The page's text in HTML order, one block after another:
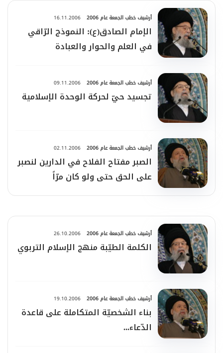
أرشيف خطب الجمعة عام 2006 16.11.2006
الإمام الصادق(ع): النموذج الرّاقي
في العلم والحوار والعبادة
أرشيف خطب الجمعة عام 2006 09.11.2006
تجسيد حيّ لحركة الوحدة الإسلامية
أرشيف خطب الجمعة عام 2006 02.11.2006
الصبر مفتاح الفلاح في الدارين لنصبر
على الحق حتى ولو كان مرّاً
أرشيف خطب الجمعة عام 2006 26.10.2006
الكلمة الطيّبة منهج الإسلام التربوي
أرشيف خطب الجمعة عام 2006 19.10.2006
بناء الشخصيّة المتكاملة على قاعدة
الدّعاء...